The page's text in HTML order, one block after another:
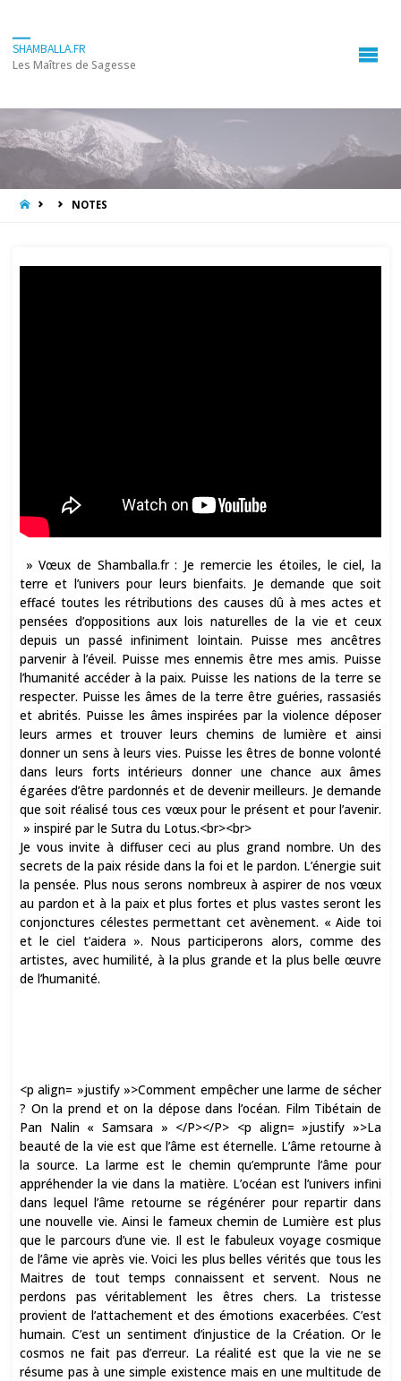
SHAMBALLA.FR
Les Maîtres de Sagesse
HOME NOTES
» Vœux de Shamballa.fr : Je remercie les étoiles, le ciel, la
terre et l’univers pour leurs bienfaits. Je demande que soit
effacé toutes les rétributions des causes dû à mes actes et
pensées d’oppositions aux lois naturelles de la vie et ceux
depuis un passé infiniment lointain. Puisse mes ancêtres
parvenir à l’éveil. Puisse mes ennemis être mes amis. Puisse
l’humanité accéder à la paix. Puisse les nations de la terre se
respecter. Puisse les âmes de la terre être guéries, rassasiés
et abrités. Puisse les âmes inspirées par la violence déposer
leurs armes et trouver leurs chemins de lumière et ainsi
donner un sens à leurs vies. Puisse les êtres de bonne volonté
dans leurs forts intérieurs donner une chance aux âmes
égarées d’être pardonnés et de devenir meilleurs. Je demande
que soit réalisé tous ces vœux pour le présent et pour l’avenir.
» inspiré par le Sutra du Lotus.<br><br>
Je vous invite à diffuser ceci au plus grand nombre. Un des
secrets de la paix réside dans la foi et le pardon. L’énergie suit
la pensée. Plus nous serons nombreux à aspirer de nos vœux
au pardon et à la paix et plus fortes et plus vastes seront les
conjonctures célestes permettant cet avènement. « Aide toi
et le ciel t’aidera ». Nous participerons alors, comme des
artistes, avec humilité, à la plus grande et la plus belle œuvre
de l’humanité.
<p align= »justify »>Comment empêcher une larme de sécher
? On la prend et on la dépose dans l’océan. Film Tibétain de
Pan Nalin « Samsara » </P></P> <p align= »justify »>La
beauté de la vie est que l’âme est éternelle. L’âme retourne à
la source. La larme est le chemin qu’emprunte l’âme pour
appréhender la vie dans la matière. L’océan est l’univers infini
dans lequel l’âme retourne se régénérer pour repartir dans
une nouvelle vie. Ainsi le fameux chemin de Lumière est plus
que le parcours d’une vie. Il est le fabuleux voyage cosmique
de l’âme vie après vie. Voici les plus belles vérités que tous les
Maitres de tout temps connaissent et servent. Nous ne
perdons pas véritablement les êtres chers. La tristesse
provient de l’attachement et des émotions exacerbées. C’est
humain. C’est un sentiment d’injustice de la Création. Or le
cosmos ne fait pas d’erreur. La réalité est que la vie ne se
résume pas à une simple existence mais en une multitude de